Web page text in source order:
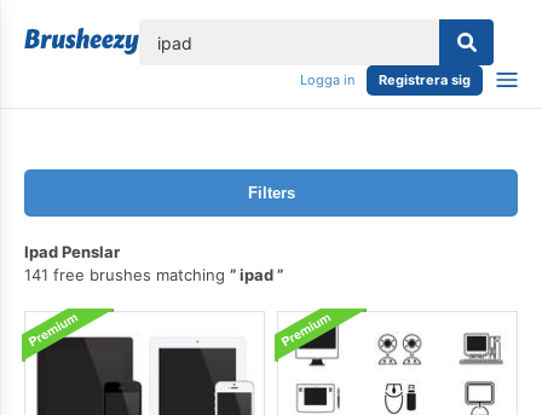
Logga in Registrera sig
Filters
Ipad Penslar
141 free brushes matching
ipad